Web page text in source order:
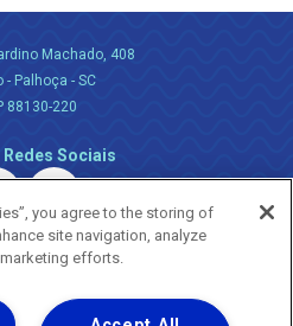
Machado, 408
- Palhoça - SC
88130-220
Redes Sociais
you agree to the storing of
site navigation, analyze
efforts.